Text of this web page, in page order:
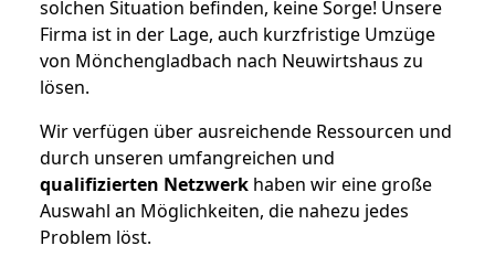
solchen Situation befinden, keine Sorge! Unsere
Firma ist in der Lage, auch kurzfristige Umzüge
von Mönchengladbach nach Neuwirtshaus zu
lösen.
Wir verfügen über ausreichende Ressourcen und
durch unseren umfangreichen und
qualifizierten Netzwerk haben wir eine große
Auswahl an Möglichkeiten, die nahezu jedes
Problem löst.